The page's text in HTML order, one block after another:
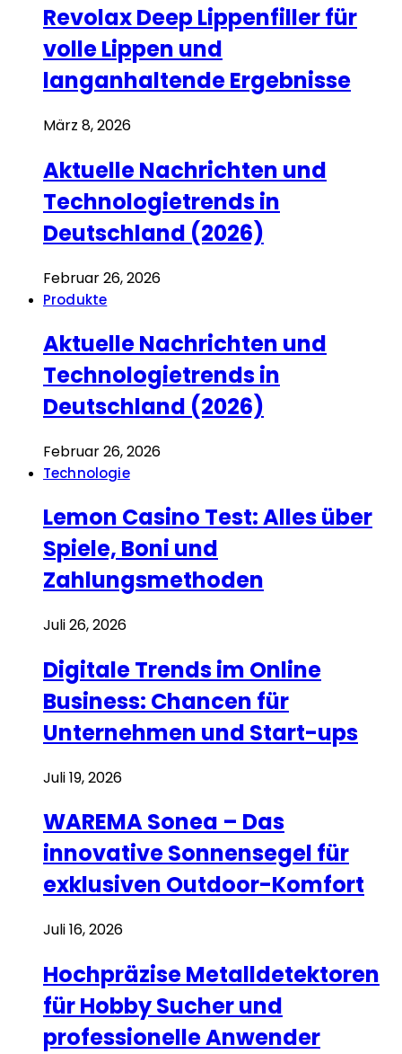
Revolax Deep Lippenfiller für
volle Lippen und
langanhaltende Ergebnisse
März 8, 2026
Aktuelle Nachrichten und
Technologietrends in
Deutschland (2026)
Februar 26, 2026
Produkte
Aktuelle Nachrichten und
Technologietrends in
Deutschland (2026)
Februar 26, 2026
Technologie
Lemon Casino Test: Alles über
Spiele, Boni und
Zahlungsmethoden
Juli 26, 2026
Digitale Trends im Online
Business: Chancen für
Unternehmen und Start-ups
Juli 19, 2026
WAREMA Sonea – Das
innovative Sonnensegel für
exklusiven Outdoor-Komfort
Juli 16, 2026
Hochpräzise Metalldetektoren
für Hobby Sucher und
professionelle Anwender